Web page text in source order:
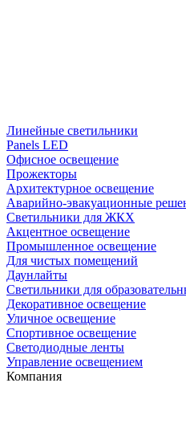
Линейные светильники
Panels LED
Офисное освещение
Прожекторы
Архитектурное освещение
Аварийно-эвакуационные
Светильники для ЖКХ
Акцентное освещение
Промышленное освещение
Для чистых помещений
Даунлайты
Светильники для
Декоративное освещение
Уличное освещение
Спортивное освещение
Светодиодные ленты
Управление освещением
Компания